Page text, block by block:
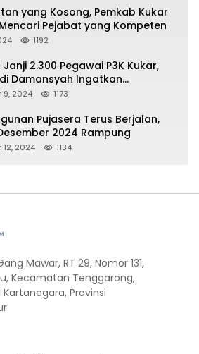
yang Kosong, Pemkab Kukar
Pejabat yang Kompeten
1192
2.300 Pegawai P3K Kukar,
Damansyah Ingatkan
Jawab Baru
9, 2024 1173
Pujasera Terus Berjalan,
2024 Rampung
12, 2024 1134
Mawar, RT 29, Nomor 131,
Kecamatan Tenggarong,
Provinsi